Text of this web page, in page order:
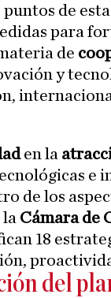
puntos de
para
de
y
en la
e
de los
Cámara de
18
del